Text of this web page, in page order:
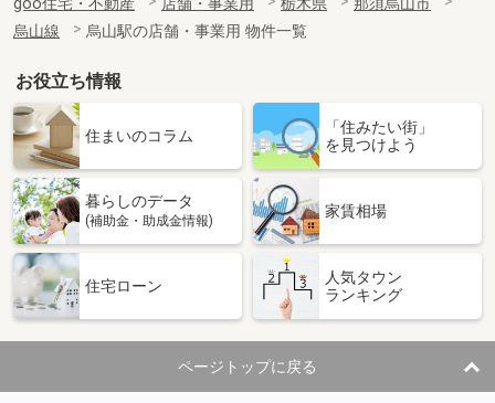
烏山線
烏山駅の店舗・事業用 物件一覧
お役立ち情報
住まいのコラム
「住みたい街」
を見つけよう
暮らしのデータ
(補助金・助成金情報)
家賃相場
住宅ローン
人気タウン
ランキング
ページトップに戻る